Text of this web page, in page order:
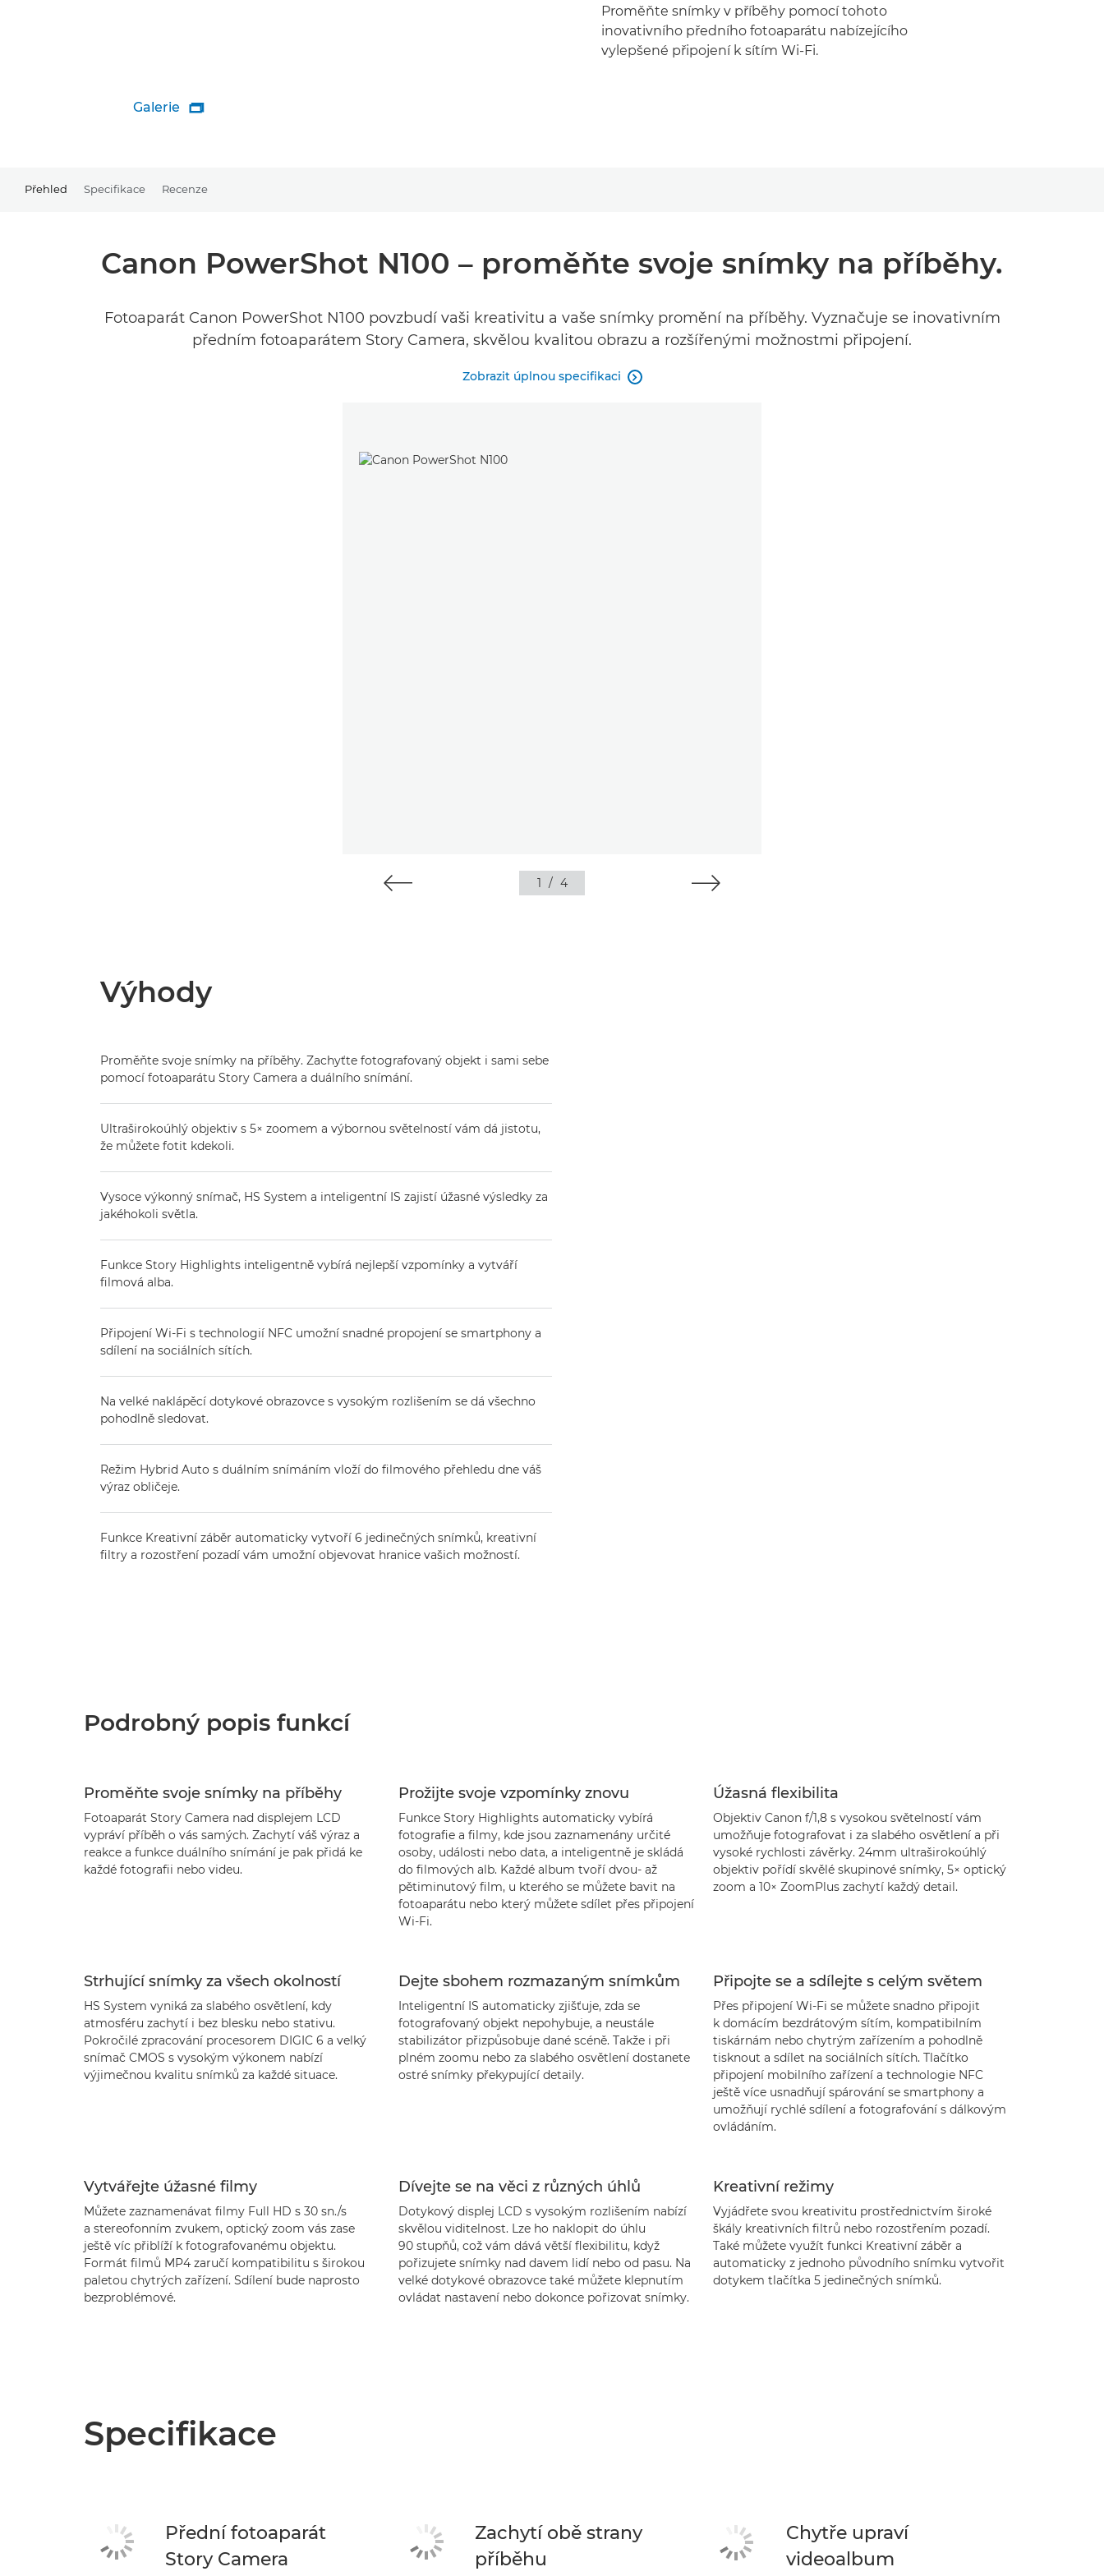
Galerie 
Proměňte snímky v příběhy pomocí tohoto
inovativního předního fotoaparátu nabízejícího
vylepšené připojení k sítím Wi-Fi.
Přehled Specifikace Recenze
Canon PowerShot N100 – proměňte svoje snímky na příběhy.
Fotoaparát Canon PowerShot N100 povzbudí vaši kreativitu a vaše snímky promění na příběhy. Vyznačuje se inovativním
předním fotoaparátem Story Camera, skvělou kvalitou obrazu a rozšířenými možnostmi připojení.
Zobrazit úplnou specifikaci 
1 / 4
Výhody
Proměňte svoje snímky na příběhy. Zachyťte fotografovaný objekt i sami sebe
pomocí fotoaparátu Story Camera a duálního snímání.
Ultraširokoúhlý objektiv s 5× zoomem a výbornou světelností vám dá jistotu,
že můžete fotit kdekoli.
Vysoce výkonný snímač, HS System a inteligentní IS zajistí úžasné výsledky za
jakéhokoli světla.
Funkce Story Highlights inteligentně vybírá nejlepší vzpomínky a vytváří
filmová alba.
Připojení Wi-Fi s technologií NFC umožní snadné propojení se smartphony a
sdílení na sociálních sítích.
Na velké naklápěcí dotykové obrazovce s vysokým rozlišením se dá všechno
pohodlně sledovat.
Režim Hybrid Auto s duálním snímáním vloží do filmového přehledu dne váš
výraz obličeje.
Funkce Kreativní záběr automaticky vytvoří 6 jedinečných snímků, kreativní
filtry a rozostření pozadí vám umožní objevovat hranice vašich možností.
Podrobný popis funkcí
Proměňte svoje snímky na příběhy
Fotoaparát Story Camera nad displejem LCD
vypráví příběh o vás samých. Zachytí váš výraz a
reakce a funkce duálního snímání je pak přidá ke
každé fotografii nebo videu.
Prožijte svoje vzpomínky znovu
Funkce Story Highlights automaticky vybírá
fotografie a filmy, kde jsou zaznamenány určité
osoby, události nebo data, a inteligentně je skládá
do filmových alb. Každé album tvoří dvou- až
pětiminutový film, u kterého se můžete bavit na
fotoaparátu nebo který můžete sdílet přes připojení
Wi-Fi.
Úžasná flexibilita
Objektiv Canon f/1,8 s vysokou světelností vám
umožňuje fotografovat i za slabého osvětlení a při
vysoké rychlosti závěrky. 24mm ultraširokoúhlý
objektiv pořídí skvělé skupinové snímky, 5× optický
zoom a 10× ZoomPlus zachytí každý detail.
Strhující snímky za všech okolností
HS System vyniká za slabého osvětlení, kdy
atmosféru zachytí i bez blesku nebo stativu.
Pokročilé zpracování procesorem DIGIC 6 a velký
snímač CMOS s vysokým výkonem nabízí
výjimečnou kvalitu snímků za každé situace.
Dejte sbohem rozmazaným snímkům
Inteligentní IS automaticky zjišťuje, zda se
fotografovaný objekt nepohybuje, a neustále
stabilizátor přizpůsobuje dané scéně. Takže i při
plném zoomu nebo za slabého osvětlení dostanete
ostré snímky překypující detaily.
Připojte se a sdílejte s celým světem
Přes připojení Wi-Fi se můžete snadno připojit
k domácím bezdrátovým sítím, kompatibilním
tiskárnám nebo chytrým zařízením a pohodlně
tisknout a sdílet na sociálních sítích. Tlačítko
připojení mobilního zařízení a technologie NFC
ještě více usnadňují spárování se smartphony a
umožňují rychlé sdílení a fotografování s dálkovým
ovládáním.
Vytvářejte úžasné filmy
Můžete zaznamenávat filmy Full HD s 30 sn./s
a stereofonním zvukem, optický zoom vás zase
ještě víc přiblíží k fotografovanému objektu.
Formát filmů MP4 zaručí kompatibilitu s širokou
paletou chytrých zařízení. Sdílení bude naprosto
bezproblémové.
Dívejte se na věci z různých úhlů
Dotykový displej LCD s vysokým rozlišením nabízí
skvělou viditelnost. Lze ho naklopit do úhlu
90 stupňů, což vám dává větší flexibilitu, když
pořizujete snímky nad davem lidí nebo od pasu. Na
velké dotykové obrazovce také můžete klepnutím
ovládat nastavení nebo dokonce pořizovat snímky.
Kreativní režimy
Vyjádřete svou kreativitu prostřednictvím široké
škály kreativních filtrů nebo rozostřením pozadí.
Také můžete využít funkci Kreativní záběr a
automaticky z jednoho původního snímku vytvořit
dotykem tlačítka 5 jedinečných snímků.
Specifikace
Přední fotoaparát
Story Camera
Zachytí obě strany
příběhu
Chytře upraví
videoalbum